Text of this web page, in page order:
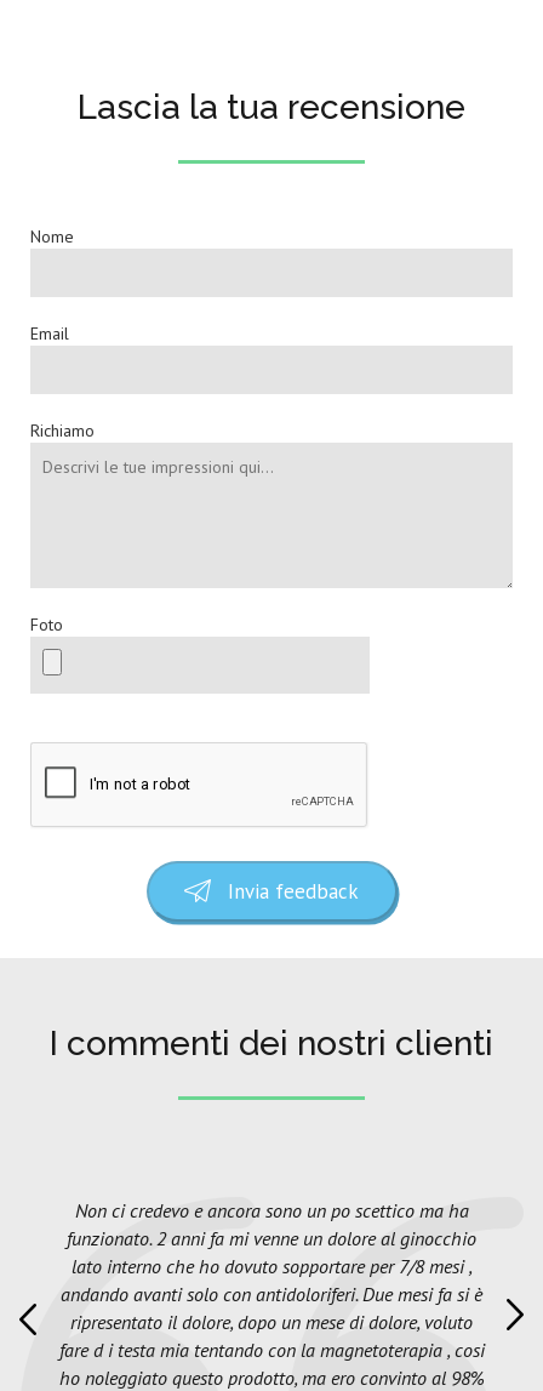
Lascia la tua recensione
Nome
Email
Richiamo
Foto
Invia feedback
I commenti dei nostri clienti
Non ci credevo e ancora sono un po scettico ma ha
funzionato. 2 anni fa mi venne un dolore al ginocchio
lato interno che ho dovuto sopportare per 7/8 mesi ,
andando avanti solo con antidoloriferi. Due mesi fa si è
ripresentato il dolore, dopo un mese di dolore, voluto
fare d i testa mia tentando con la magnetoterapia , cosi
ho noleggiato questo prodotto, ma ero convinto al 98%